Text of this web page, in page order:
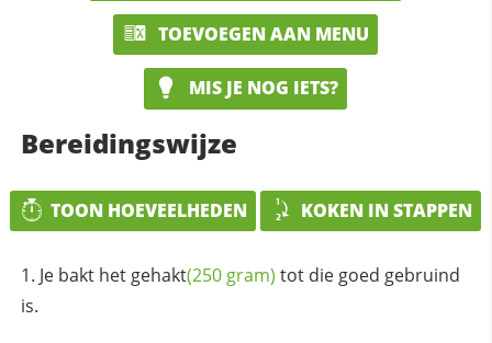
TOEVOEGEN AAN MENU
MIS JE NOG IETS?
Bereidingswijze
TOON HOEVEELHEDEN KOKEN IN STAPPEN
Je bakt het gehakt(250 gram) tot die goed gebruind
is.